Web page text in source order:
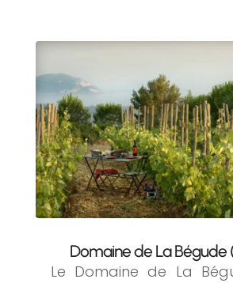
Domaine de La Bégude
Le Domaine de La